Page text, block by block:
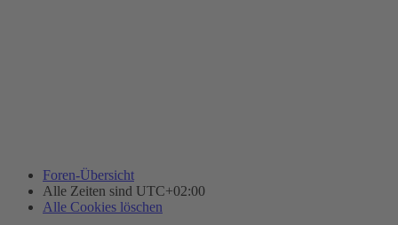
Foren-Übersicht
Alle Zeiten sind UTC+02:00
Alle Cookies löschen